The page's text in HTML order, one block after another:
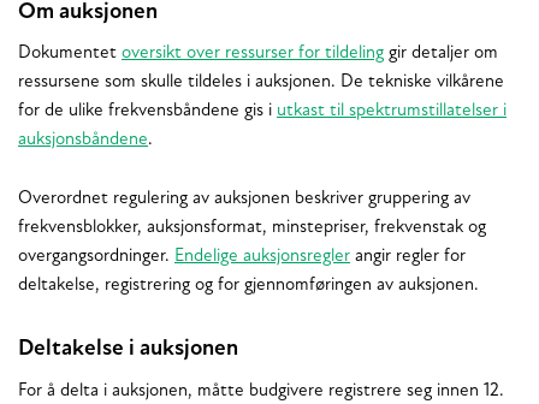
Om auksjonen
Dokumentet oversikt over ressurser for tildeling gir detaljer om
ressursene som skulle tildeles i auksjonen. De tekniske vilkårene
for de ulike frekvensbåndene gis i utkast til spektrumstillatelser i
auksjonsbåndene.
Overordnet regulering av auksjonen beskriver gruppering av
frekvensblokker, auksjonsformat, minstepriser, frekvenstak og
overgangsordninger. Endelige auksjonsregler angir regler for
deltakelse, registrering og for gjennomføringen av auksjonen.
Deltakelse i auksjonen
For å delta i auksjonen, måtte budgivere registrere seg innen 12.